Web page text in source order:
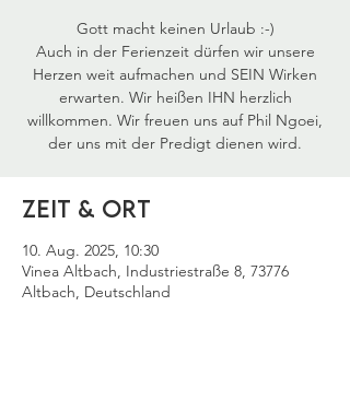
Gott macht keinen Urlaub :-)
Auch in der Ferienzeit dürfen wir unsere
Herzen weit aufmachen und SEIN Wirken
erwarten. Wir heißen IHN herzlich
willkommen. Wir freuen uns auf Phil Ngoei,
Zeit & Ort
10. Aug. 2025, 10:30
Vinea Altbach, Industriestraße 8, 73776
Altbach, Deutschland